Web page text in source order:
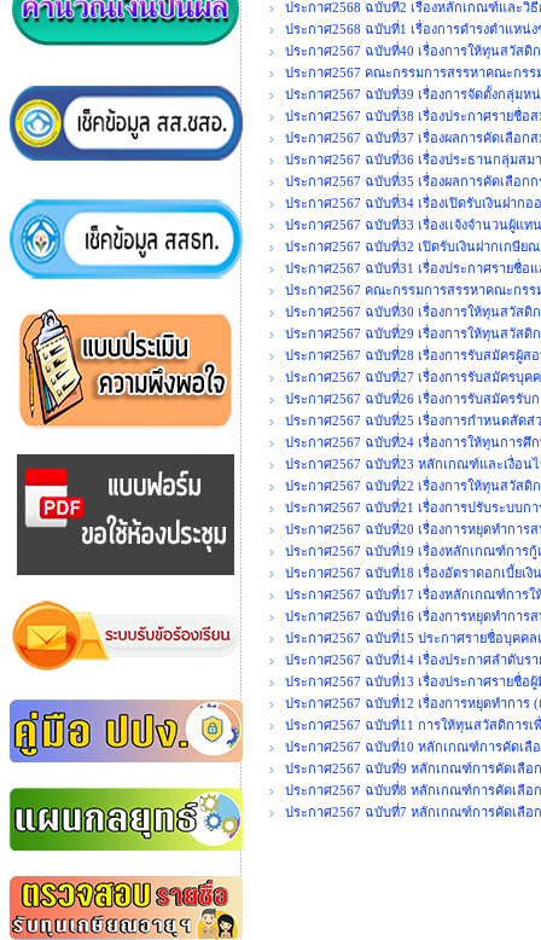
ประกาศ2568 ฉบับที่2 เรื่องหลักเกณฑ์และวิ
ประกาศ2568 ฉบับที่1 เรื่องการดำรงตำแห
ประกาศ2567 ฉบับที่40 เรื่องการให้ทุนสวัสดิ
ประกาศ2567 คณะกรรมการสรรหาคณะกรร
ประกาศ2567 ฉบับที่39 เรื่องการจัดตั้งกลุ่มห
ประกาศ2567 ฉบับที่38 เรื่องประกาศรายชื่อ
ประกาศ2567 ฉบับที่37 เรื่องผลการคัดเลือก
ประกาศ2567 ฉบับที่36 เรื่องประธานกลุ่มสม
ประกาศ2567 ฉบับที่35 เรื่องผลการคัดเลือก
ประกาศ2567 ฉบับที่34 เรื่องเปิดรับเงินฝาก
ประกาศ2567 ฉบับที่33 เรื่องเเจ้งจำนวนผู้แ
ประกาศ2567 ฉบับที่32 เปิดรับเงินฝากเกษีย
ประกาศ2567 ฉบับที่31 เรื่องประกาศรายชื่อ
ประกาศ2567 คณะกรรมการสรรหาคณะกรร
ประกาศ2567 ฉบับที่30 เรื่องการให้ทุนสวัส
ประกาศ2567 ฉบับที่29 เรื่องการให้ทุนสวัส
ประกาศ2567 ฉบับที่28 เรื่องการรับสมัครผู้ส
ประกาศ2567 ฉบับที่27 เรื่องการรับสมัครบุ
ประกาศ2567 ฉบับที่26 เรื่องการรับสมัครรับ
ประกาศ2567 ฉบับที่25 เรื่องการกำหนดสัด
ประกาศ2567 ฉบับที่24 เรื่องการให้ทุนการศึ
ประกาศ2567 ฉบับที่23 หลักเกณฑ์และเงื่อน
ประกาศ2567 ฉบับที่22 เรื่องการให้ทุนสวัสดิ
ประกาศ2567 ฉบับที่21 เรื่องการปรับระบบ
ประกาศ2567 ฉบับที่20 เรื่องการหยุดทำการ
ประกาศ2567 ฉบับที่19 เรื่องหลักเกณฑ์การ
ประกาศ2567 ฉบับที่18 เรื่องอัตราดอกเบี้ยเ
ประกาศ2567 ฉบับที่17 เรื่องหลักเกณฑ์การ
ประกาศ2567 ฉบับที่16 เรื่องการหยุดทำการ
ประกาศ2567 ฉบับที่15 ประกาศรายชื่อบุคค
ประกาศ2567 ฉบับที่14 เรื่องประกาศลำดับ
ประกาศ2567 ฉบับที่13 เรื่องประกาศรายชื่อ
ประกาศ2567 ฉบับที่12 เรื่องการหยุดทำการ (
ประกาศ2567 ฉบับที่11 การให้ทุนสวัสดิการ
ประกาศ2567 ฉบับที่10 หลักเกณฑ์การคัดเลื
ประกาศ2567 ฉบับที่9 หลักเกณฑ์การคัดเลือ
ประกาศ2567 ฉบับที่8 หลักเกณฑ์การคัดเลือ
ประกาศ2567 ฉบับที่7 หลักเกณฑ์การคัดเลือ